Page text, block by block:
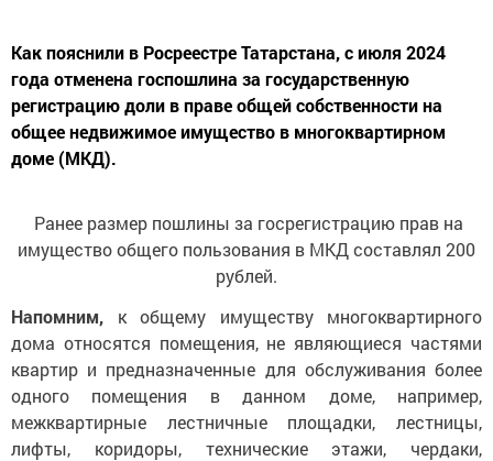
Как пояснили в Росреестре Татарстана, с июля 2024
года отменена госпошлина за государственную
регистрацию доли в праве общей собственности на
общее недвижимое имущество в многоквартирном
доме (МКД).
Ранее размер пошлины за госрегистрацию прав на
имущество общего пользования в МКД составлял 200
рублей.
Напомним, к общему имуществу многоквартирного
дома относятся помещения, не являющиеся частями
квартир и предназначенные для обслуживания более
одного помещения в данном доме, например,
межквартирные лестничные площадки, лестницы,
лифты, коридоры, технические этажи, чердаки,